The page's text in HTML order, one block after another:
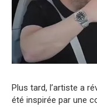
Plus tard, l’artiste a
été inspirée par une